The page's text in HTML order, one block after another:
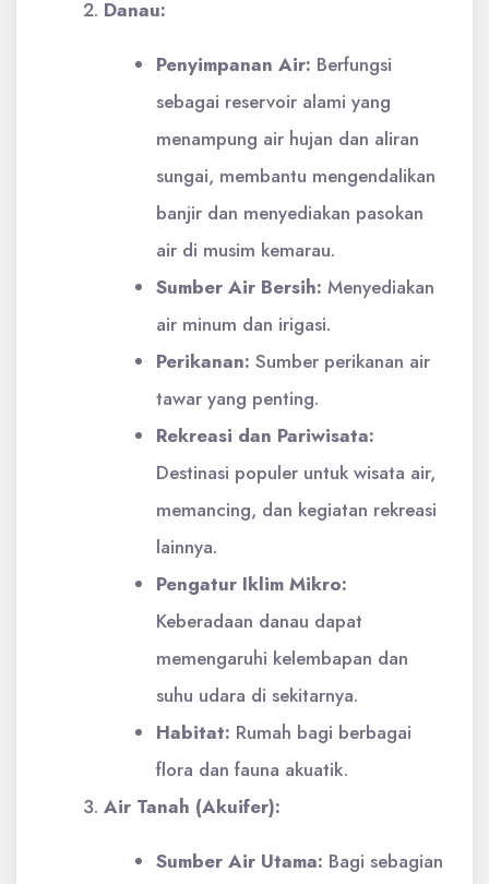
Danau:
Penyimpanan Air: Berfungsi
sebagai reservoir alami yang
menampung air hujan dan aliran
sungai, membantu mengendalikan
banjir dan menyediakan pasokan
air di musim kemarau.
Sumber Air Bersih: Menyediakan
air minum dan irigasi.
Perikanan: Sumber perikanan air
tawar yang penting.
Rekreasi dan Pariwisata:
Destinasi populer untuk wisata air,
memancing, dan kegiatan rekreasi
lainnya.
Pengatur Iklim Mikro:
Keberadaan danau dapat
memengaruhi kelembapan dan
suhu udara di sekitarnya.
Habitat: Rumah bagi berbagai
flora dan fauna akuatik.
Air Tanah (Akuifer):
Sumber Air Utama: Bagi sebagian